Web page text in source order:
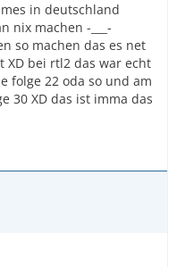
in deutschland
nix machen -___-
so machen das es net
XD bei rtl2 das war echt
folge 22 oda so und am
30 XD das ist imma das